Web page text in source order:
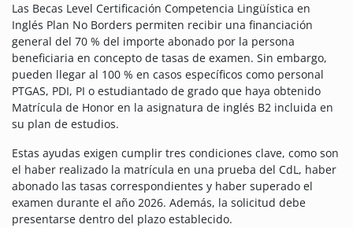
Las Becas Level Certificación Competencia Lingüística en
Inglés Plan No Borders permiten recibir una financiación
general del 70 % del importe abonado por la persona
beneficiaria en concepto de tasas de examen. Sin embargo,
pueden llegar al 100 % en casos específicos como personal
PTGAS, PDI, PI o estudiantado de grado que haya obtenido
Matrícula de Honor en la asignatura de inglés B2 incluida en
su plan de estudios.
Estas ayudas exigen cumplir tres condiciones clave, como son
el haber realizado la matrícula en una prueba del CdL, haber
abonado las tasas correspondientes y haber superado el
examen durante el año 2026. Además, la solicitud debe
presentarse dentro del plazo establecido.